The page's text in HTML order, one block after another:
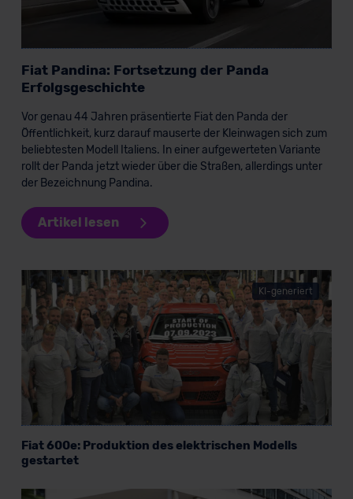
Fiat Pandina: Fortsetzung der Panda
Erfolgsgeschichte
Vor genau 44 Jahren präsentierte Fiat den Panda der
Öffentlichkeit, kurz darauf mauserte der Kleinwagen sich zum
beliebtesten Modell Italiens. In einer aufgewerteten Variante
rollt der Panda jetzt wieder über die Straßen, allerdings unter
der Bezeichnung Pandina.
Artikel lesen
KI-generiert
Fiat 600e: Produktion des elektrischen Modells
gestartet